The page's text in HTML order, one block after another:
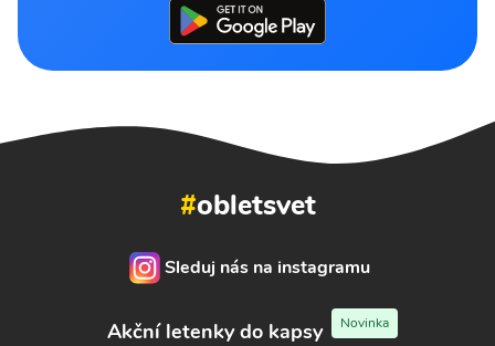
#obletsvet
Sleduj nás na instagramu
Akční letenky do kapsy Novinka